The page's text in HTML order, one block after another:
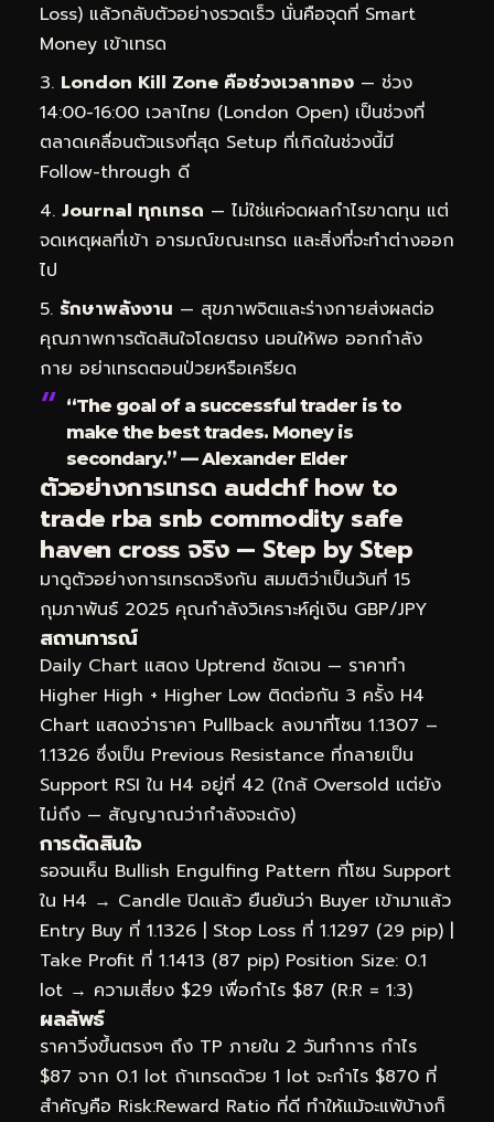
Loss) แล้วกลับตัวอย่างรวดเร็ว นั่นคือจุดที่ Smart
Money เข้าเทรด
London Kill Zone คือช่วงเวลาทอง — ช่วง
14:00-16:00 เวลาไทย (London Open) เป็นช่วงที่
ตลาดเคลื่อนตัวแรงที่สุด Setup ที่เกิดในช่วงนี้มี
Follow-through ดี
Journal ทุกเทรด — ไม่ใช่แค่จดผลกำไรขาดทุน แต่
จดเหตุผลที่เข้า อารมณ์ขณะเทรด และสิ่งที่จะทำต่างออก
ไป
รักษาพลังงาน — สุขภาพจิตและร่างกายส่งผลต่อ
คุณภาพการตัดสินใจโดยตรง นอนให้พอ ออกกำลัง
กาย อย่าเทรดตอนป่วยหรือเครียด
“The goal of a successful trader is to
make the best trades. Money is
secondary.” — Alexander Elder
ตัวอย่างการเทรด audchf how to
trade rba snb commodity safe
haven cross จริง — Step by Step
มาดูตัวอย่างการเทรดจริงกัน สมมติว่าเป็นวันที่ 15
กุมภาพันธ์ 2025 คุณกำลังวิเคราะห์คู่เงิน GBP/JPY
สถานการณ์
Daily Chart แสดง Uptrend ชัดเจน — ราคาทำ
Higher High + Higher Low ติดต่อกัน 3 ครั้ง H4
Chart แสดงว่าราคา Pullback ลงมาที่โซน 1.1307 –
1.1326 ซึ่งเป็น Previous Resistance ที่กลายเป็น
Support RSI ใน H4 อยู่ที่ 42 (ใกล้ Oversold แต่ยัง
ไม่ถึง — สัญญาณว่ากำลังจะเด้ง)
การตัดสินใจ
รอจนเห็น Bullish Engulfing Pattern ที่โซน Support
ใน H4 → Candle ปิดแล้ว ยืนยันว่า Buyer เข้ามาแล้ว
Entry Buy ที่ 1.1326 | Stop Loss ที่ 1.1297 (29 pip) |
Take Profit ที่ 1.1413 (87 pip) Position Size: 0.1
lot → ความเสี่ยง $29 เพื่อกำไร $87 (R:R = 1:3)
ผลลัพธ์
ราคาวิ่งขึ้นตรงๆ ถึง TP ภายใน 2 วันทำการ กำไร
$87 จาก 0.1 lot ถ้าเทรดด้วย 1 lot จะกำไร $870 ที่
สำคัญคือ Risk:Reward Ratio ที่ดี ทำให้แม้จะแพ้บ้างก็